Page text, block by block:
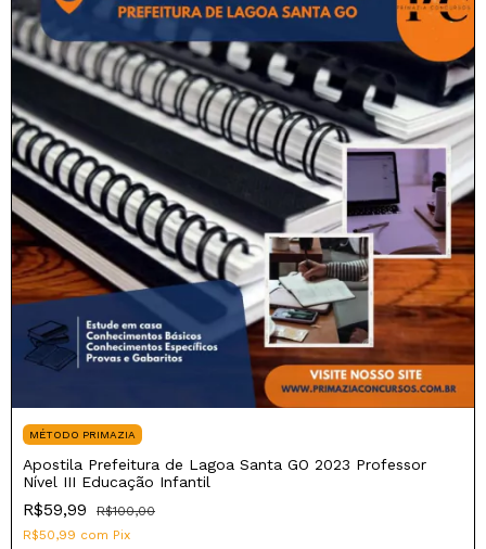
MÉTODO PRIMAZIA
Apostila Prefeitura de Lagoa Santa GO 2023 Professor
Nível III Educação Infantil
R$59,99
R$100,00
R$50,99 com Pix